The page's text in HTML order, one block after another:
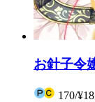
お針子令
170/